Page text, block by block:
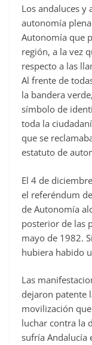
Los andaluces y
autonomía
Autonomía que
región, a la vez
respecto a las
Al frente de
la bandera
símbolo de
toda la
que se
estatuto de
El 4 de
el referéndum
de Autonomía
posterior de las
mayo de 1982.
hubiera habido
Las
dejaron patente
movilización
luchar contra la
sufría Andalucía